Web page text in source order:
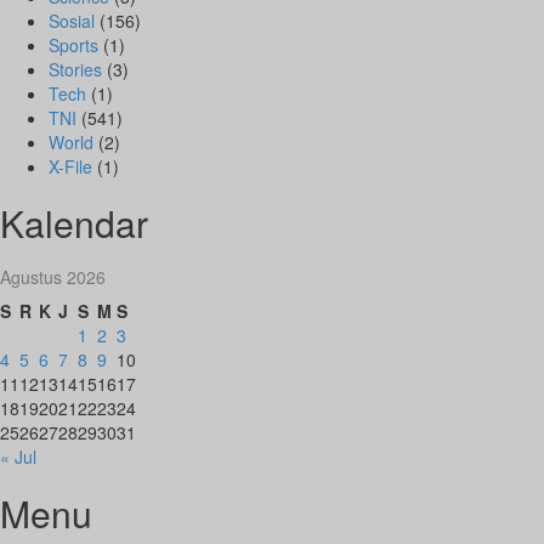
Sosial (156)
Sports (1)
Stories (3)
Tech (1)
TNI (541)
World (2)
X-File (1)
Kalendar
Agustus 2026
S R K J S M S
1 2 3
4 5 6 7 8 9 10
11 121314151617
18192021222324
25262728293031
« Jul
Menu